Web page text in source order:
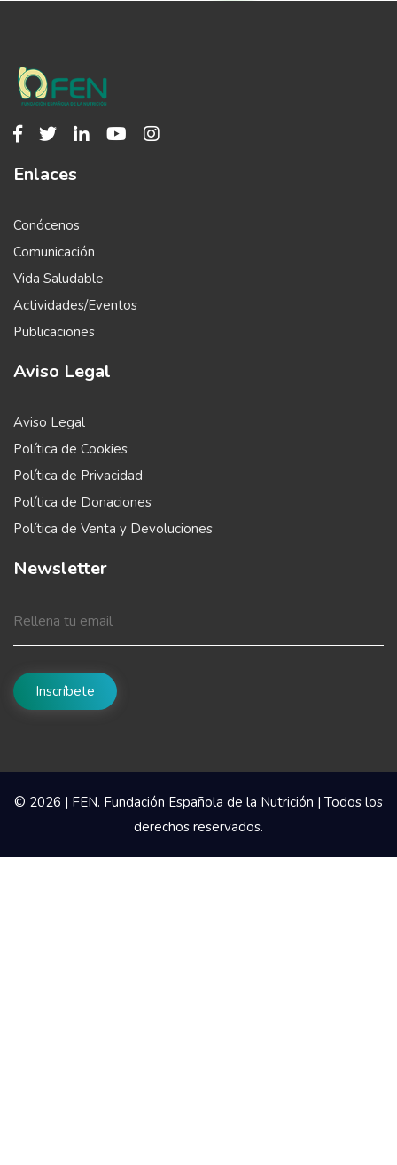
Enlaces
Conócenos
Comunicación
Vida Saludable
Actividades/Eventos
Publicaciones
Aviso Legal
Aviso Legal
Política de Cookies
Política de Privacidad
Política de Donaciones
Política de Venta y Devoluciones
Newsletter
© 2026 | FEN. Fundación Española de la Nutrición | Todos los
derechos reservados.